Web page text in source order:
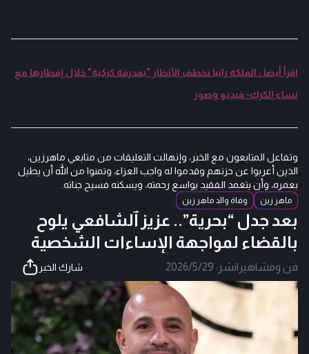
اقرأ أيضا : الملكة رانيا تخطف الأنظار "بمدرقة كركية" خلال إفطارها مع
نساء الكرك- فيديو وصور
وتفاعل المتابعون مع الخبر، وإنهالت التعليقات من متابعي ماهرزين،
الذين أعربوا عن حزنهم وقدموا له واجب العزاء، وتمنوا من الله أن يطيل
بعمره، وأن يتغمد الفقيد بواسع رحمته، ويسكنه فسيح جناته.
ماهر زين وفاة والد ماهر زين
بعد جدل “بحرية”.. عزيز ٱلشافعي يلوح
بالقضاء لمواجهة الإساءات الشخصية
فن ومشاهير |نشر: 2026/5/29 شارك الخبر